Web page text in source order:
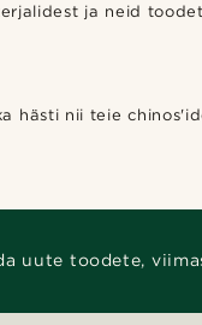
ja neid
hästi nii teie
uute toodete,